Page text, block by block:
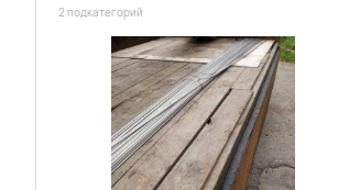
2 подкатегорий